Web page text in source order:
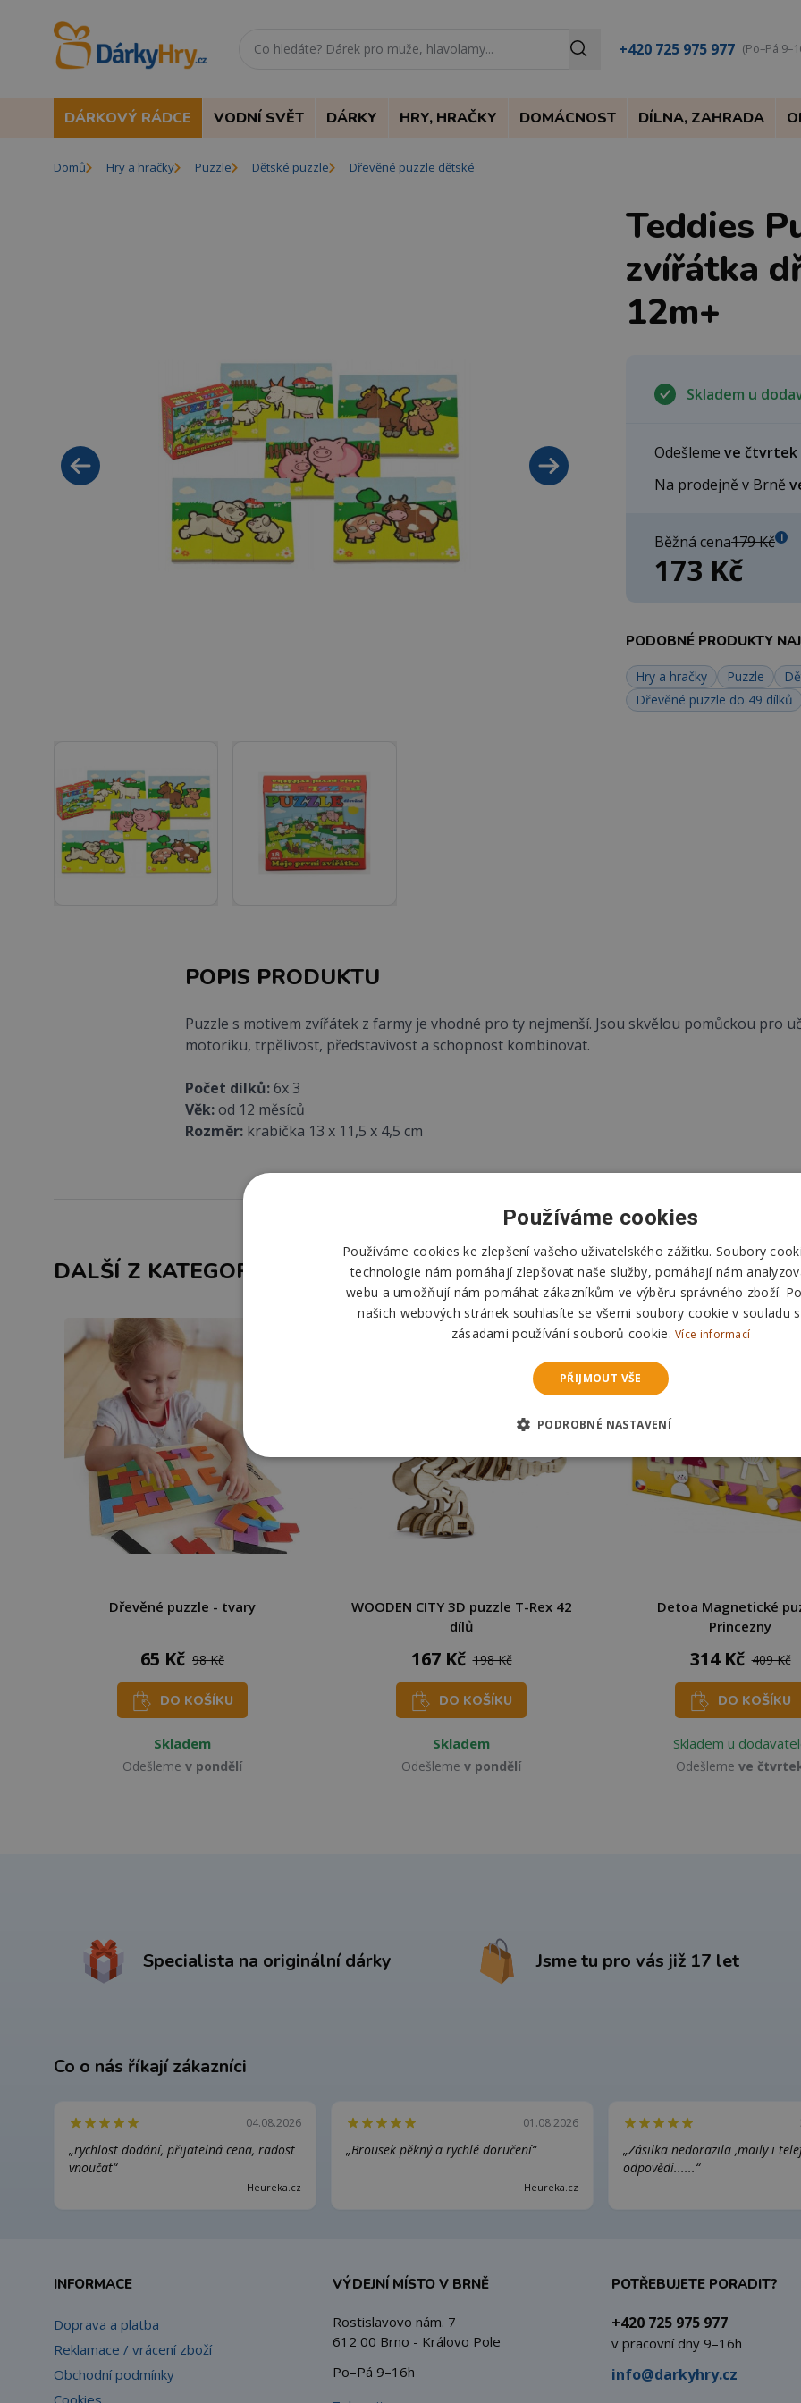
+420 725 975 977 (Po–Pá
DÁRKOVÝ RÁDCE VODNÍ SVĚT DÁRKY HRY, HRAČKY DOMÁCNOST DÍLNA, ZAHRADA
Domů Hry a hračky Puzzle Dětské puzzle Dřevěné puzzle dětské
Teddies
zvířátka
12m+
Skladem u
Odešleme ve čtvrtek
Na prodejně v Brně
173 Kč
Běžná cena179 Kč i
PODOBNÉ PRODUKTY
Hry a hračky Puzzle
Dřevěné puzzle do 49 dílků
POPIS PRODUKTU
Puzzle s motivem zvířátek z farmy je vhodné pro ty nejmenší. Jsou skvělou pomůckou pro
motoriku, trpělivost, představivost a schopnost kombinovat.
Počet dílků:6x 3
Věk:od 12 měsíců
Rozměr: krabička 13 x 11,5 x 4,5 cm
DALŠÍ Z KATEGORIE
Dřevěné puzzle - tvary
65 Kč 98 Kč
DO KOŠÍKU
Skladem
Odešleme v pondělí
WOODEN CITY 3D puzzle T-Rex 42
dílů
167 Kč 198 Kč
DO KOŠÍKU
Skladem
Odešleme v pondělí
Detoa Magnetické
Princezny
314 Kč 409 Kč
DO KOŠÍKU
Skladem u
Odešleme ve
Specialista na originální dárky Jsme tu pro vás již 17 let
Co o nás říkají zákazníci
04.08.2026
„rychlost dodání, přijatelná cena, radost
vnoučat“
Heureka.cz
01.08.2026
„Brousek pěkný a rychlé doručení“
Heureka.cz
„Zásilka nedorazila ,maily i
odpovědi......“
INFORMACE
Doprava a platba
Reklamace / vrácení zboží
Obchodní podmínky
Cookies
VÝDEJNÍ MÍSTO V BRNĚ
Rostislavovo nám. 7
612 00 Brno - Královo Pole
Po–Pá 9–16h
POTŘEBUJETE PORADIT?
+420 725 975 977
v pracovní dny 9–16h
info@darkyhry.cz
Používáme cookies
Používáme cookies ke zlepšení vašeho uživatelského zážitku. Soubory
technologie nám pomáhají zlepšovat naše služby, pomáhají nám
webu a umožňují nám pomáhat zákazníkům ve výběru správného zboží.
našich webových stránek souhlasíte se všemi soubory cookie v souladu
zásadami používání souborů cookie.Více informací
PŘIJMOUT VŠE
PODROBNÉ NASTAVENÍ